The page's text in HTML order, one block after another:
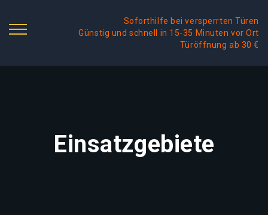
Soforthilfe bei versperrten Türen
Günstig und schnell in 15-35 Minuten vor Ort
Türöffnung ab 30 €
Einsatzgebiete